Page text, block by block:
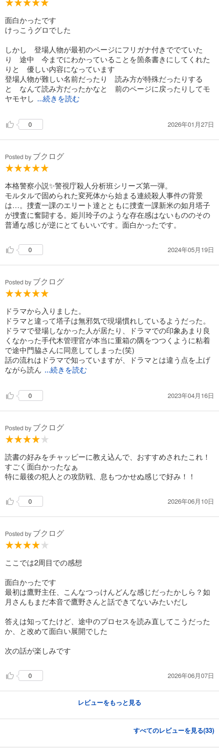
面白かったです
けっこうグロでした
しかし 登場人物が最初のページにフリガナ付きででていた
り 途中 今までにわかっていることを箇条書きにしてくれた
りと 優しい内容になっています
登場人物が難しい名前だったり 読み方が特殊だったりする
と なんて読み方だったかなと 前のページに戻ったりしてモ
ヤモヤし ...続きを読む
0 2026年01月27日
Posted by ブクログ
本格警察小説✨警視庁殺人分析班シリーズ第一弾。
モルタルで固められた変死体から始まる連続殺人事件の背景
は…。捜査一課のエリート達とともに捜査一課新米の如月塔子
が捜査に奮闘する。姫川玲子のような存在感はないもののその
普通な感じが逆にとてもいいです。面白かったです。
0 2024年05月19日
Posted by ブクログ
ドラマから入りました。
ドラマと違って塔子は無邪気で現場慣れしているようだった。
ドラマで登場しなかった人が居たり、ドラマでの印象あまり良
くなかった手代木管理官が本当に重箱の隅をつつくように粘着
で途中門脇さんに同意してしまった(笑)
話の流れはドラマで知っていますが、ドラマとは違う点を上げ
ながら読ん ...続きを読む
0 2023年04月16日
Posted by ブクログ
読書の好みをチャッピーに教え込んで、おすすめされたこれ！
すごく面白かったなぁ
特に最後の犯人との攻防戦、息もつかせぬ感じで好み！！
0 2026年06月10日
Posted by ブクログ
ここでは2周目での感想
面白かったです
最初は鷹野主任、こんなつっけんどんな感じだったかしら？如
月さんもまだ本音で鷹野さんと話できてないみたいだし
答えは知ってたけど、途中のプロセスを読み直してこうだった
か、と改めて面白い展開でした
次の話が楽しみです
0 2026年06月07日
レビューをもっと見る
すべてのレビューを見る(33)